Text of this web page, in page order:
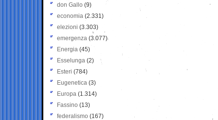
don Gallo (9)
economia (2.331)
elezioni (3.303)
emergenza (3.077)
Energia (45)
Esselunga (2)
Esteri (784)
Eugenetica (3)
Europa (1.314)
Fassino (13)
federalismo (167)